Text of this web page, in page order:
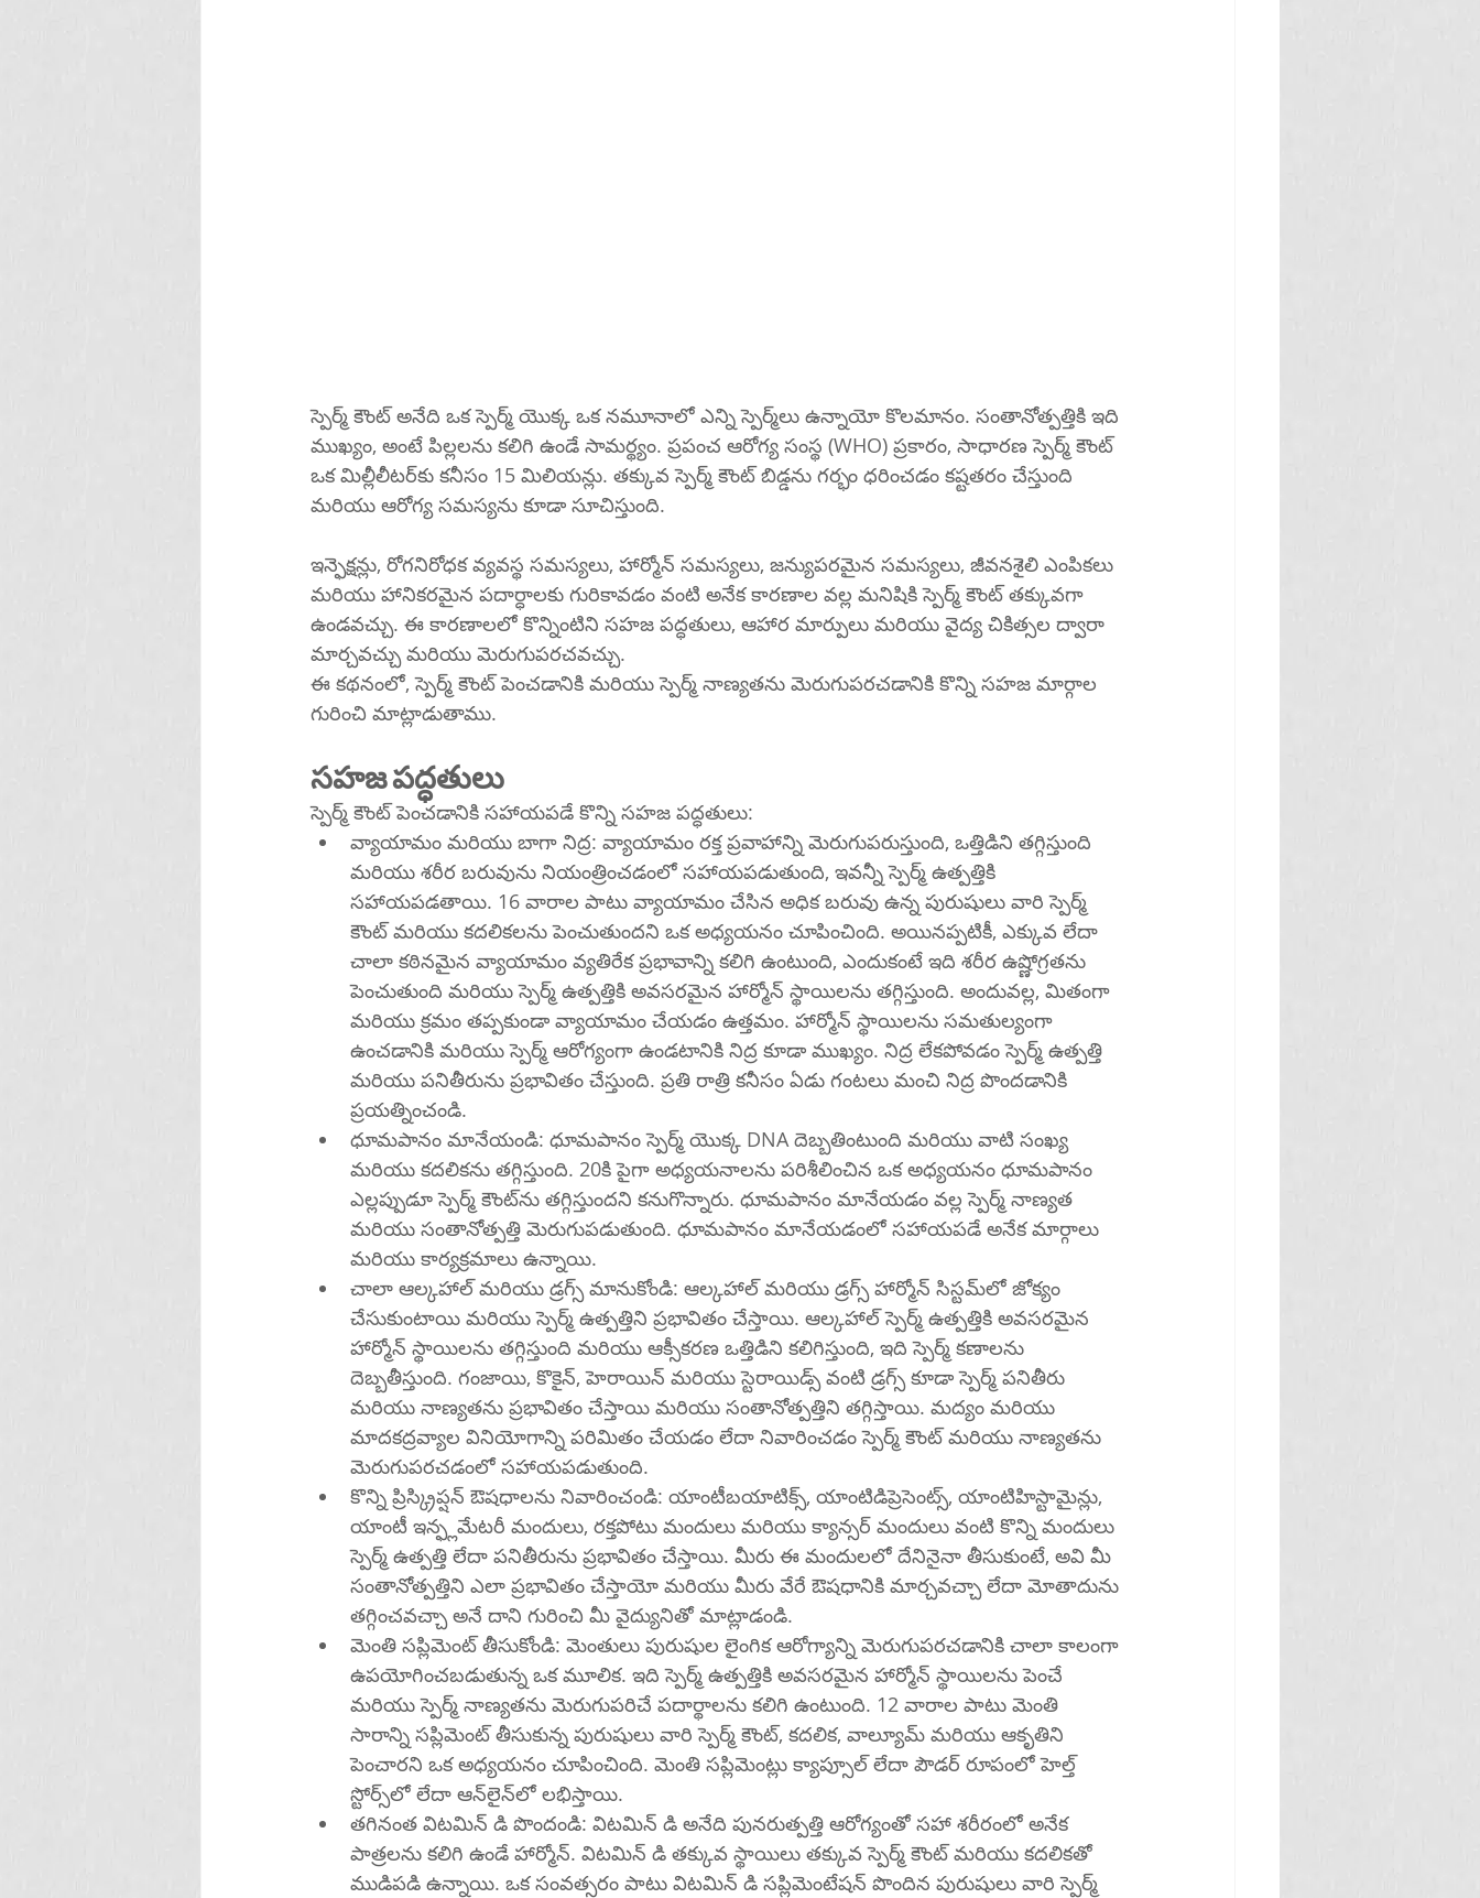
స్పెర్మ్ కౌంట్ అనేది ఒక స్పెర్మ్ యొక్క ఒక నమూనాలో ఎన్ని స్పెర్మ్‌లు ఉన్నాయో కొలమానం. సంతానోత్పత్తికి ఇది
ముఖ్యం, అంటే పిల్లలను కలిగి ఉండే సామర్థ్యం. ప్రపంచ ఆరోగ్య సంస్థ (WHO) ప్రకారం, సాధారణ స్పెర్మ్ కౌంట్
ఒక మిల్లీలీటర్‌కు కనీసం 15 మిలియన్లు. తక్కువ స్పెర్మ్ కౌంట్ బిడ్డను గర్భం ధరించడం కష్టతరం చేస్తుంది
మరియు ఆరోగ్య సమస్యను కూడా సూచిస్తుంది.
ఇన్ఫెక్షన్లు, రోగనిరోధక వ్యవస్థ సమస్యలు, హార్మోన్ సమస్యలు, జన్యుపరమైన సమస్యలు, జీవనశైలి ఎంపికలు
మరియు హానికరమైన పదార్ధాలకు గురికావడం వంటి అనేక కారణాల వల్ల మనిషికి స్పెర్మ్ కౌంట్ తక్కువగా
ఉండవచ్చు. ఈ కారణాలలో కొన్నింటిని సహజ పద్ధతులు, ఆహార మార్పులు మరియు వైద్య చికిత్సల ద్వారా
మార్చవచ్చు మరియు మెరుగుపరచవచ్చు.
ఈ కథనంలో, స్పెర్మ్ కౌంట్ పెంచడానికి మరియు స్పెర్మ్ నాణ్యతను మెరుగుపరచడానికి కొన్ని సహజ మార్గాల
గురించి మాట్లాడుతాము.
సహజ పద్ధతులు
స్పెర్మ్ కౌంట్ పెంచడానికి సహాయపడే కొన్ని సహజ పద్ధతులు:
వ్యాయామం మరియు బాగా నిద్ర: వ్యాయామం రక్త ప్రవాహాన్ని మెరుగుపరుస్తుంది, ఒత్తిడిని తగ్గిస్తుంది
మరియు శరీర బరువును నియంత్రించడంలో సహాయపడుతుంది, ఇవన్నీ స్పెర్మ్ ఉత్పత్తికి
సహాయపడతాయి. 16 వారాల పాటు వ్యాయామం చేసిన అధిక బరువు ఉన్న పురుషులు వారి స్పెర్మ్
కౌంట్ మరియు కదలికలను పెంచుతుందని ఒక అధ్యయనం చూపించింది. అయినప్పటికీ, ఎక్కువ లేదా
చాలా కఠినమైన వ్యాయామం వ్యతిరేక ప్రభావాన్ని కలిగి ఉంటుంది, ఎందుకంటే ఇది శరీర ఉష్ణోగ్రతను
పెంచుతుంది మరియు స్పెర్మ్ ఉత్పత్తికి అవసరమైన హార్మోన్ స్థాయిలను తగ్గిస్తుంది. అందువల్ల, మితంగా
మరియు క్రమం తప్పకుండా వ్యాయామం చేయడం ఉత్తమం. హార్మోన్ స్థాయిలను సమతుల్యంగా
ఉంచడానికి మరియు స్పెర్మ్ ఆరోగ్యంగా ఉండటానికి నిద్ర కూడా ముఖ్యం. నిద్ర లేకపోవడం స్పెర్మ్ ఉత్పత్తి
మరియు పనితీరును ప్రభావితం చేస్తుంది. ప్రతి రాత్రి కనీసం ఏడు గంటలు మంచి నిద్ర పొందడానికి
ప్రయత్నించండి.
ధూమపానం మానేయండి: ధూమపానం స్పెర్మ్ యొక్క DNA దెబ్బతింటుంది మరియు వాటి సంఖ్య
మరియు కదలికను తగ్గిస్తుంది. 20కి పైగా అధ్యయనాలను పరిశీలించిన ఒక అధ్యయనం ధూమపానం
ఎల్లప్పుడూ స్పెర్మ్ కౌంట్‌ను తగ్గిస్తుందని కనుగొన్నారు. ధూమపానం మానేయడం వల్ల స్పెర్మ్ నాణ్యత
మరియు సంతానోత్పత్తి మెరుగుపడుతుంది. ధూమపానం మానేయడంలో సహాయపడే అనేక మార్గాలు
మరియు కార్యక్రమాలు ఉన్నాయి.
చాలా ఆల్కహాల్ మరియు డ్రగ్స్ మానుకోండి: ఆల్కహాల్ మరియు డ్రగ్స్ హార్మోన్ సిస్టమ్‌లో జోక్యం
చేసుకుంటాయి మరియు స్పెర్మ్ ఉత్పత్తిని ప్రభావితం చేస్తాయి. ఆల్కహాల్ స్పెర్మ్ ఉత్పత్తికి అవసరమైన
హార్మోన్ స్థాయిలను తగ్గిస్తుంది మరియు ఆక్సీకరణ ఒత్తిడిని కలిగిస్తుంది, ఇది స్పెర్మ్ కణాలను
దెబ్బతీస్తుంది. గంజాయి, కొకైన్, హెరాయిన్ మరియు స్టెరాయిడ్స్ వంటి డ్రగ్స్ కూడా స్పెర్మ్ పనితీరు
మరియు నాణ్యతను ప్రభావితం చేస్తాయి మరియు సంతానోత్పత్తిని తగ్గిస్తాయి. మద్యం మరియు
మాదకద్రవ్యాల వినియోగాన్ని పరిమితం చేయడం లేదా నివారించడం స్పెర్మ్ కౌంట్ మరియు నాణ్యతను
మెరుగుపరచడంలో సహాయపడుతుంది.
కొన్ని ప్రిస్క్రిప్షన్ ఔషధాలను నివారించండి: యాంటీబయాటిక్స్, యాంటిడిప్రెసెంట్స్, యాంటిహిస్టామైన్లు,
యాంటీ ఇన్ఫ్లమేటరీ మందులు, రక్తపోటు మందులు మరియు క్యాన్సర్ మందులు వంటి కొన్ని మందులు
స్పెర్మ్ ఉత్పత్తి లేదా పనితీరును ప్రభావితం చేస్తాయి. మీరు ఈ మందులలో దేనినైనా తీసుకుంటే, అవి మీ
సంతానోత్పత్తిని ఎలా ప్రభావితం చేస్తాయో మరియు మీరు వేరే ఔషధానికి మార్చవచ్చా లేదా మోతాదును
తగ్గించవచ్చా అనే దాని గురించి మీ వైద్యునితో మాట్లాడండి.
మెంతి సప్లిమెంట్ తీసుకోండి: మెంతులు పురుషుల లైంగిక ఆరోగ్యాన్ని మెరుగుపరచడానికి చాలా కాలంగా
ఉపయోగించబడుతున్న ఒక మూలిక. ఇది స్పెర్మ్ ఉత్పత్తికి అవసరమైన హార్మోన్ స్థాయిలను పెంచే
మరియు స్పెర్మ్ నాణ్యతను మెరుగుపరిచే పదార్థాలను కలిగి ఉంటుంది. 12 వారాల పాటు మెంతి
సారాన్ని సప్లిమెంట్ తీసుకున్న పురుషులు వారి స్పెర్మ్ కౌంట్, కదలిక, వాల్యూమ్ మరియు ఆకృతిని
పెంచారని ఒక అధ్యయనం చూపించింది. మెంతి సప్లిమెంట్లు క్యాప్సూల్ లేదా పౌడర్ రూపంలో హెల్త్
స్టోర్స్‌లో లేదా ఆన్‌లైన్‌లో లభిస్తాయి.
తగినంత విటమిన్ డి పొందండి: విటమిన్ డి అనేది పునరుత్పత్తి ఆరోగ్యంతో సహా శరీరంలో అనేక
పాత్రలను కలిగి ఉండే హార్మోన్. విటమిన్ డి తక్కువ స్థాయిలు తక్కువ స్పెర్మ్ కౌంట్ మరియు కదలికతో
ముడిపడి ఉన్నాయి. ఒక సంవత్సరం పాటు విటమిన్ డి సప్లిమెంటేషన్ పొందిన పురుషులు వారి స్పెర్మ్